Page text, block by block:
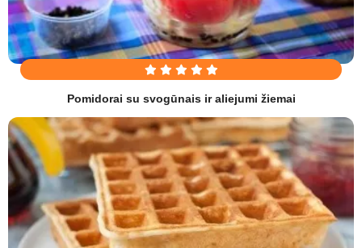
Pomidorai su svogūnais ir aliejumi žiemai